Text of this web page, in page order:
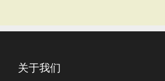
关于我们